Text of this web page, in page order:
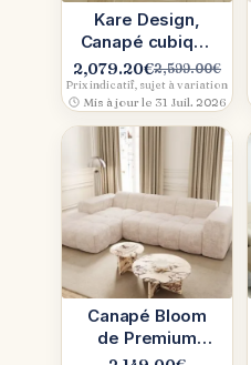
Kare Design,
Canapé cubique
crème (beige) :
notre test sans
filtre
2,599.00€
Le
prix
initial
2,599.00€.
2,079.20€
Le
prix
actuel
2,079.20€.
Prix indicatif, sujet à variation
Mis à jour le 31 Juil. 2026
Canapé Bloom
de Premium
Interiors :